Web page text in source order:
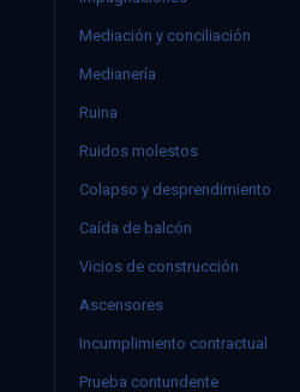
Mediación y conciliación
Medianería
Ruina
Ruidos molestos
Colapso y desprendimiento
Caída de balcón
Vicios de construcción
Ascensores
Incumplimiento contractual
Prueba contundente